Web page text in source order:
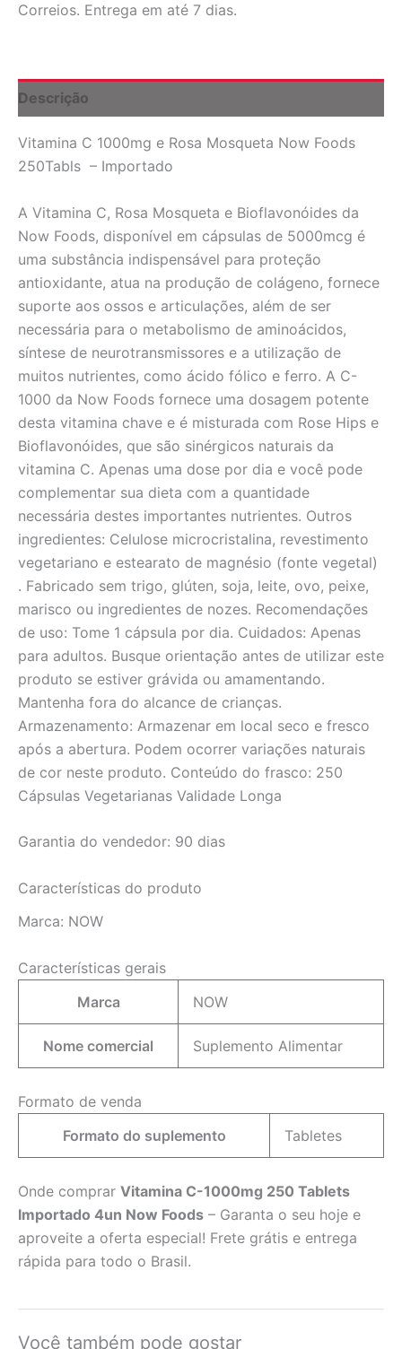
Importado
quantidade
Correios. Entrega em até 7 dias.
Descrição
Vitamina C 1000mg e Rosa Mosqueta Now Foods
250Tabls – Importado
A Vitamina C, Rosa Mosqueta e Bioflavonóides da
Now Foods, disponível em cápsulas de 5000mcg é
uma substância indispensável para proteção
antioxidante, atua na produção de colágeno, fornece
suporte aos ossos e articulações, além de ser
necessária para o metabolismo de aminoácidos,
síntese de neurotransmissores e a utilização de
muitos nutrientes, como ácido fólico e ferro. A C-
1000 da Now Foods fornece uma dosagem potente
desta vitamina chave e é misturada com Rose Hips e
Bioflavonóides, que são sinérgicos naturais da
vitamina C. Apenas uma dose por dia e você pode
complementar sua dieta com a quantidade
necessária destes importantes nutrientes. Outros
ingredientes: Celulose microcristalina, revestimento
vegetariano e estearato de magnésio (fonte vegetal)
. Fabricado sem trigo, glúten, soja, leite, ovo, peixe,
marisco ou ingredientes de nozes. Recomendações
de uso: Tome 1 cápsula por dia. Cuidados: Apenas
para adultos. Busque orientação antes de utilizar este
produto se estiver grávida ou amamentando.
Mantenha fora do alcance de crianças.
Armazenamento: Armazenar em local seco e fresco
após a abertura. Podem ocorrer variações naturais
de cor neste produto. Conteúdo do frasco: 250
Cápsulas Vegetarianas Validade Longa
Garantia do vendedor: 90 dias
Características do produto
Marca: NOW
Características gerais
Marca
NOW
Nome comercial Suplemento Alimentar
Formato de venda
Formato do suplemento
Tabletes
Onde comprar Vitamina C-1000mg 250 Tablets
Importado 4un Now Foods – Garanta o seu hoje e
aproveite a oferta especial! Frete grátis e entrega
rápida para todo o Brasil.
Você também pode gostar